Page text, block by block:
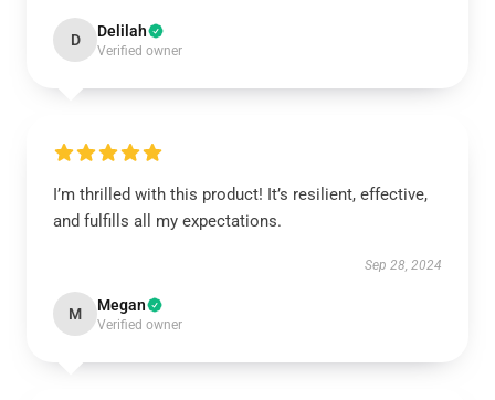
D Delilah
Verified owner
I’m thrilled with this product! It’s resilient, effective,
and fulfills all my expectations.
Sep 28, 2024
M Megan
Verified owner